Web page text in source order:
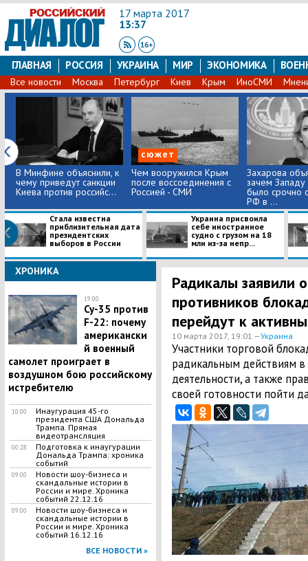
17 марта 2017
13:37
ГЛАВНАЯ РОССИЯ УКРАИНА МИР ЭКОНОМИКА
Все новости Москва Петербург Киев Крым ИноСМИ
В Минфине объяснили, к
чему приведут санкции
Киева против российс...
сюжет
Чем вооружился Крым
после воссоединения с
Россией - СМИ
Захарова
зачем
было срочно
РФ в ...
Стала известна
приблизительная дата
президентских
выборов в России
Украина присвоила
себе иностранное
судно с грузом на 18
млн из-за непр...
ХРОНИКА
19:00
Су-35 против
F-22: почему
американски
й военный
самолет проиграет в
воздушном бою российскому
истребителю
10:00
Инаугурация 45-го
президента США Дональда
Трампа. Прямая
видеотрансляция
00:28
Подготовка к инаугурации
Дональда Трампа: хроника
событий
09:00
Новости шоу-бизнеса и
скандальные истории в
России и мире. Хроника
событий 22.12.16
09:00
Новости шоу-бизнеса и
скандальные истории в
России и мире. Хроника
событий 16.12.16
ВСЕ НОВОСТИ »
Радикалы заявили
противников
перейдут к
10 марта 2017, 19:01 —Украина
Участники торговой
радикальным действиям
деятельности, а также
своей готовности пойти